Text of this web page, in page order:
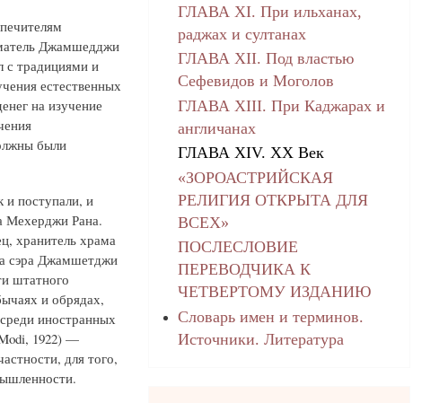
Джамшедджи
с традициями и
естественных
на изучение
были
и поступали, и
Мехерджи Рана.
хранитель храма
сэра Джамшетджи
штатного
и обрядах,
иностранных
1922) —
для того,
ГЛАВА XI. При ильханах,
раджах и султанах
ГЛАВА XII. Под властью
Сефевидов и Моголов
ГЛАВА XIII. При Каджарах и
англичанах
ГЛАВА XIV. XX Век
«ЗОРОАСТРИЙСКАЯ
РЕЛИГИЯ ОТКРЫТА ДЛЯ
ВСЕХ»
ПОСЛЕСЛОВИЕ
ПЕРЕВОДЧИКА К
ЧЕТВЕРТОМУ ИЗДАНИЮ
Словарь имен и терминов.
Источники. Литература